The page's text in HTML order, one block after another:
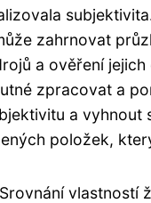
zahrnovat
a ověření
zpracovat a
a vyhnout
položek,
Srovnání vlastností